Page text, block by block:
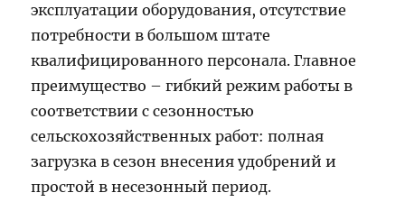
эксплуатации оборудования, отсутствие
потребности в большом штате
квалифицированного персонала. Главное
преимущество – гибкий режим работы в
соответствии с сезонностью
сельскохозяйственных работ: полная
загрузка в сезон внесения удобрений и
простой в несезонный период.